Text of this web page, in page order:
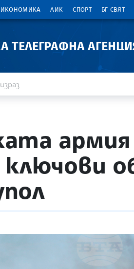
ИКОНОМИКА ЛИК СПОРТ БГ СВЯТ
ТЕЛЕГРАФНА
ключови